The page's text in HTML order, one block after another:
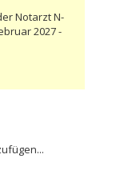
Notarzt N-
2027 -